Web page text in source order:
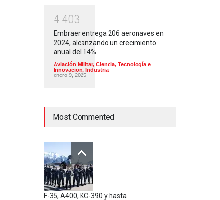
4 403
Embraer entrega 206 aeronaves en
2024, alcanzando un crecimiento
anual del 14%
Aviación Militar, Ciencia, Tecnología e
Innovacion, Industria
enero 9, 2025
Most Commented
F-35, A400, KC-390 y hasta